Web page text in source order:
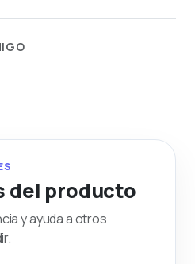
del producto
y ayuda a otros